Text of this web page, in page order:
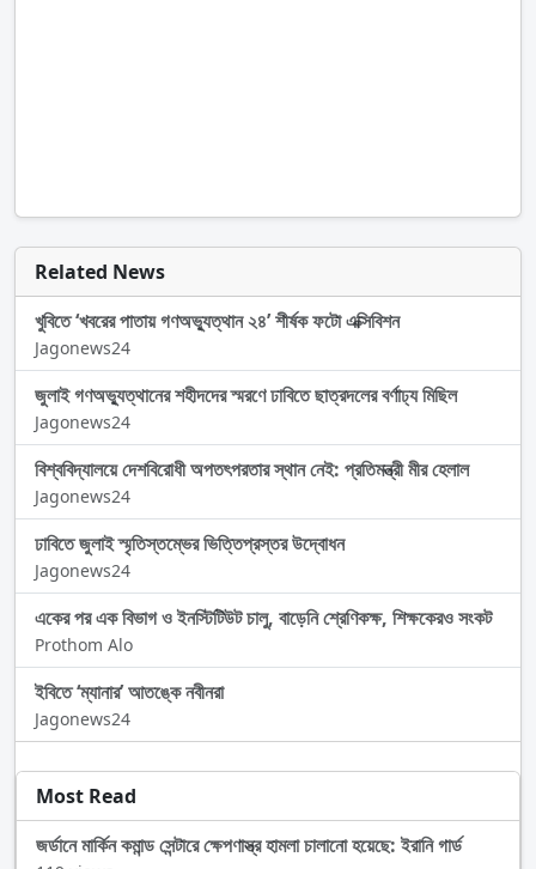
Related News
খুবিতে ‘খবরের পাতায় গণঅভ্যুত্থান ২৪’ শীর্ষক ফটো এক্সিবিশন
Jagonews24
জুলাই গণঅভ্যুত্থানের শহীদদের স্মরণে ঢাবিতে ছাত্রদলের বর্ণাঢ্য মিছিল
Jagonews24
বিশ্ববিদ্যালয়ে দেশবিরোধী অপতৎপরতার স্থান নেই: প্রতিমন্ত্রী মীর হেলাল
Jagonews24
ঢাবিতে জুলাই স্মৃতিস্তম্ভের ভিত্তিপ্রস্তর উদ্বোধন
Jagonews24
একের পর এক বিভাগ ও ইনস্টিটিউট চালু, বাড়েনি শ্রেণিকক্ষ, শিক্ষকেরও সংকট
Prothom Alo
ইবিতে ‘ম্যানার’ আতঙ্কে নবীনরা
Jagonews24
Most Read
জর্ডানে মার্কিন কমান্ড সেন্টারে ক্ষেপণাস্ত্র হামলা চালানো হয়েছে: ইরানি গার্ড